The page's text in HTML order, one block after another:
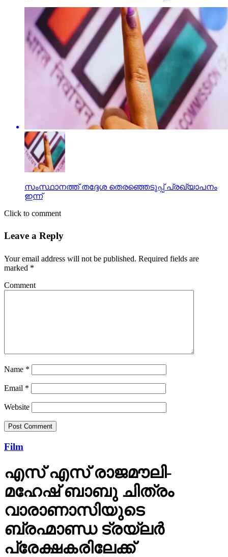
സംസ്ഥാനത്ത് തദ്ദേശ തെരഞ്ഞെടുപ്പ് പ്രഖ്യാപനം
ഇന്ന്
Click to comment
Leave a Reply
Your email address will not be published. Required fields are
marked *
Comment
Name *
Email *
Website
Film
എസ് എസ് രാജമൗലി-
മഹേഷ് ബാബു ചിത്രം
വാരാണാസിയുടെ
ബ്രഹ്മാണ്ഡ ട്രയ്ലർ
പ്രേക്ഷകരിലേക്ക്